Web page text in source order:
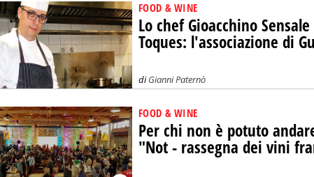
FOOD & WINE
Lo chef Gioacchino
Toques: l'associazione di
diGianni Paternò
FOOD & WINE
Per chi non è potuto
"Not - rassegna dei vini